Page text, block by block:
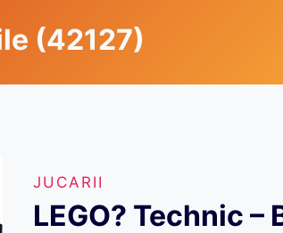
(42127)
JUCARII
LEGO? Technic –